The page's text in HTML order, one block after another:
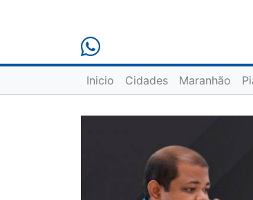
Inicio Cidades Maranhão